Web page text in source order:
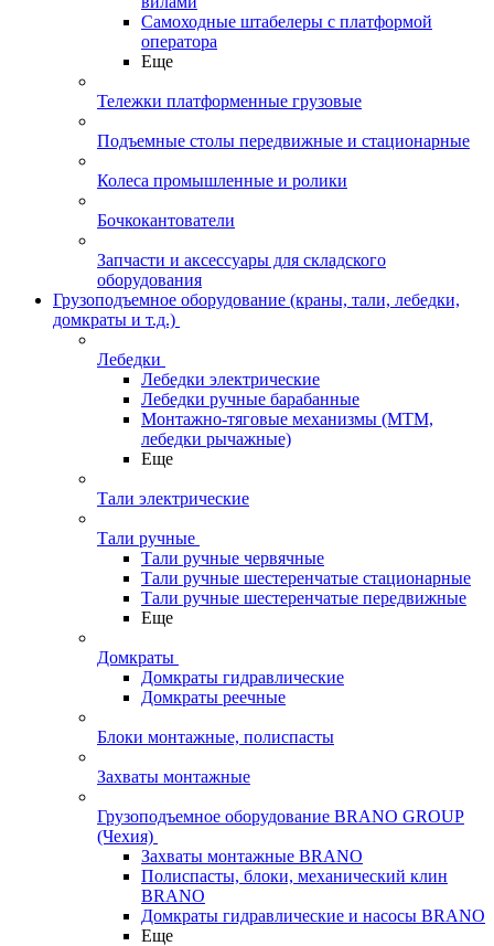
Самоходные штабелеры с платформой
оператора
Еще
Тележки платформенные грузовые
Подъемные столы передвижные и стационарные
Колеса промышленные и ролики
Бочкокантователи
Запчасти и аксессуары для складского
оборудования
Грузоподъемное оборудование (краны, тали, лебедки,
домкраты и т.д.)
Лебедки
Лебедки электрические
Лебедки ручные барабанные
Монтажно-тяговые механизмы (МТМ,
лебедки рычажные)
Еще
Тали электрические
Тали ручные
Тали ручные червячные
Тали ручные шестеренчатые стационарные
Тали ручные шестеренчатые передвижные
Еще
Домкраты
Домкраты гидравлические
Домкраты реечные
Блоки монтажные, полиспасты
Захваты монтажные
Грузоподъемное оборудование BRANO GROUP
(Чехия)
Захваты монтажные BRANO
Полиспасты, блоки, механический клин
BRANO
Домкраты гидравлические и насосы BRANO
Еще